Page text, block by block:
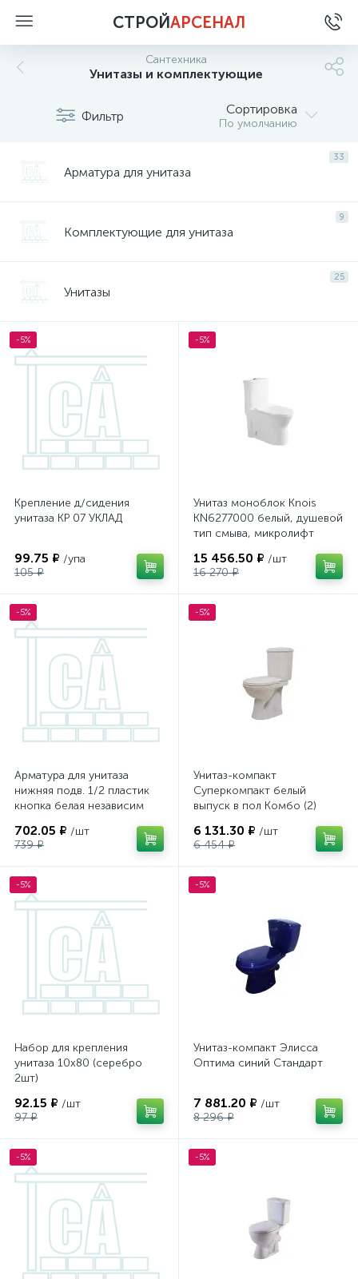
СТРОЙАРСЕНАЛ
Сантехника
Унитазы и комплектующие
Фильтр Сортировка
По умолчанию
33
Арматура для унитаза
9
Комплектующие для унитаза
25
Унитазы
-5%
Крепление д/сидения
унитаза КР 07 УКЛАД
99.75 ₽ /упа
105 ₽
-5%
Унитаз моноблок Knois
KN6277000 белый, душевой
тип смыва, микролифт
тип B)
15 456.50 ₽ /шт
16 270 ₽
-5%
Арматура для унитаза
нижняя подв. 1/2 пластик
кнопка белая независим
WC6551-18-MR
702.05 ₽ /шт
739 ₽
-5%
Унитаз-компакт
Суперкомпакт белый
выпуск в пол Комбо (2)
6 131.30 ₽ /шт
6 454 ₽
-5%
Набор для крепления
унитаза 10x80 (серебро
2шт)
92.15 ₽ /шт
97 ₽
-5%
Унитаз-компакт Элисса
Оптима синий Стандарт
7 881.20 ₽ /шт
8 296 ₽
-5% -5%